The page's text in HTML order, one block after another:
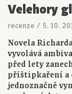
Velehory
recenze / 5. 10.
Novela
vyvolává
před lety
příštipkaření a
jednoznačně